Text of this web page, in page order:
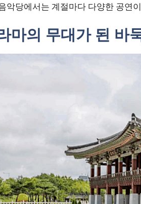
악당에서는 계절마다 다양한 공연
마의 무대가 된 바